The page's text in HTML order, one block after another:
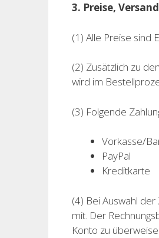
3. Preise,
(1) Alle Preise sind
(2) Zusätzlich zu
wird im
(3) Folgende
Vorkasse/
PayPal
Kreditkarte
(4) Bei Auswahl
mit. Der
Konto zu